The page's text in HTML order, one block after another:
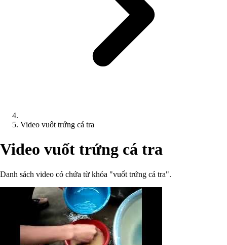
Video vuốt trứng cá tra
Video vuốt trứng cá tra
Danh sách video có chứa từ khóa "vuốt trứng cá tra".